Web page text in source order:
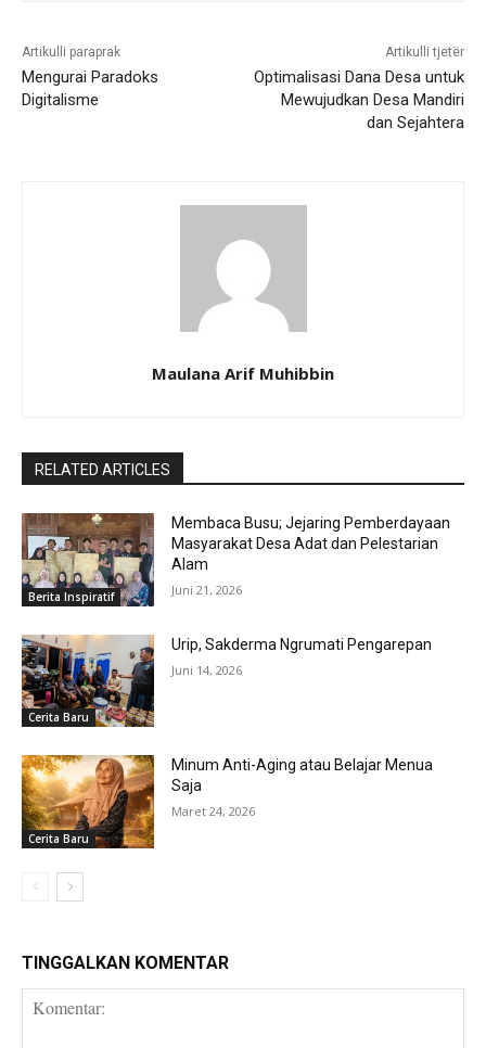
Artikulli paraprak
Mengurai Paradoks
Digitalisme
Artikulli tjetër
Optimalisasi Dana Desa untuk
Mewujudkan Desa Mandiri
dan Sejahtera
Maulana Arif Muhibbin
RELATED ARTICLES
Berita Inspiratif
Membaca Busu; Jejaring Pemberdayaan
Masyarakat Desa Adat dan Pelestarian
Alam
Juni 21, 2026
Cerita Baru
Urip, Sakderma Ngrumati Pengarepan
Juni 14, 2026
Cerita Baru
Minum Anti-Aging atau Belajar Menua
Saja
Maret 24, 2026
TINGGALKAN KOMENTAR